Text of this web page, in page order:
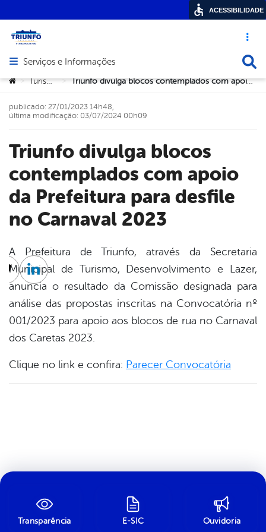
Acesso
Abrir menu principal de navegação
Serviços e Informações
Você está aqui:
> Turismo > Triunfo divulga blocos contemplados com apoio da Prefeitura para desfile no Carnaval 2023
Triunfo divulga blocos
contemplados com apoio
da Prefeitura para desfile
no Carnaval 2023
publicado: 27/01/2023 14h48,
última modificação: 03/07/2024 00h09
A Prefeitura de Triunfo, através da Secretaria
Municipal de Turismo, Desenvolvimento e Lazer,
anuncia o resultado da Comissão designada para
análise das propostas inscritas na Convocatória nº
001/2023 para apoio aos blocos de rua no Carnaval
dos Caretas 2023.
Clique no link e confira: Parecer Convocatória
TwitterLinkedin
Transparência E-SIC Ouvidoria
ACESSIBILIDADE